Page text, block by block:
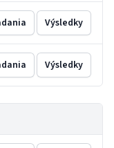
Výsledky
Výsledky